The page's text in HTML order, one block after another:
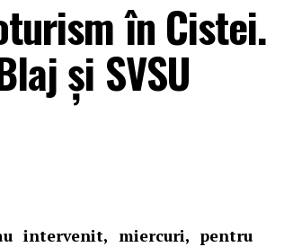
în Cistei.
și SVSU
intervenit, miercuri, pentru